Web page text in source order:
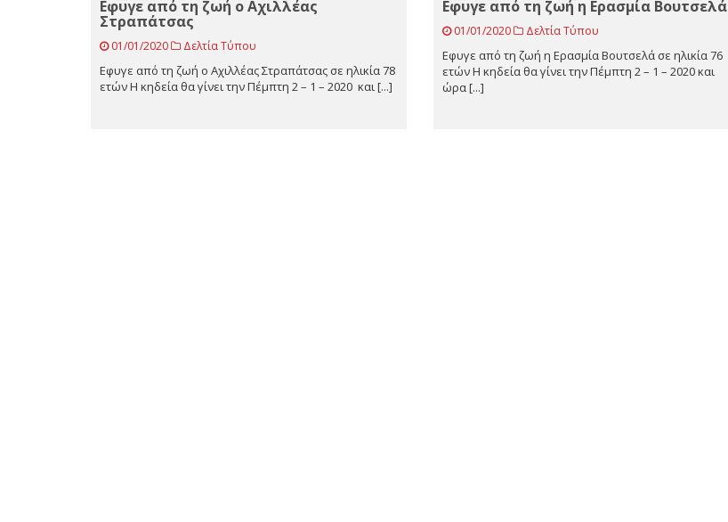
Εφυγε από τη ζωή ο Αχιλλέας
Στραπάτσας
01/01/2020 Δελτία Τύπου
Εφυγε από τη ζωή ο Αχιλλέας Στραπάτσας σε ηλικία 78
ετών Η κηδεία θα γίνει την Πέμπτη 2 – 1 – 2020 και [...]
Eφυγε από τη ζωή η Ερασμία Βουτσελά
01/01/2020 Δελτία Τύπου
Eφυγε από τη ζωή η Ερασμία Βουτσελά σε ηλικία 76
ετών Η κηδεία θα γίνει την Πέμπτη 2 – 1 – 2020 και
ώρα [...]